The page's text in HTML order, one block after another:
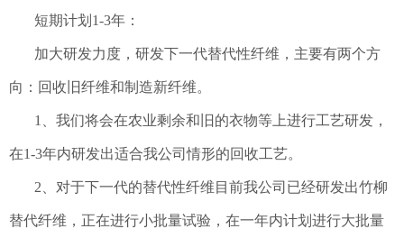
短期计划1-3年：
加大研发力度，研发下一代替代性纤维，主要有两个方
向：回收旧纤维和制造新纤维。
1、我们将会在农业剩余和旧的衣物等上进行工艺研发，
在1-3年内研发出适合我公司情形的回收工艺。
2、对于下一代的替代性纤维目前我公司已经研发出竹柳
替代纤维，正在进行小批量试验，在一年内计划进行大批量